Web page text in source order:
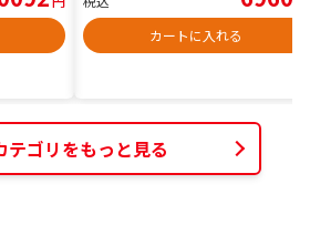
カートに入れる
テゴリをもっと見る